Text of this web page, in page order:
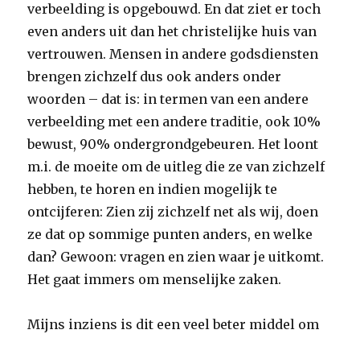
verbeelding is opgebouwd. En dat ziet er toch
even anders uit dan het christelijke huis van
vertrouwen. Mensen in andere godsdiensten
brengen zichzelf dus ook anders onder
woorden – dat is: in termen van een andere
verbeelding met een andere traditie, ook 10%
bewust, 90% ondergrondgebeuren. Het loont
m.i. de moeite om de uitleg die ze van zichzelf
hebben, te horen en indien mogelijk te
ontcijferen: Zien zij zichzelf net als wij, doen
ze dat op sommige punten anders, en welke
dan? Gewoon: vragen en zien waar je uitkomt.
Het gaat immers om menselijke zaken.
Mijns inziens is dit een veel beter middel om